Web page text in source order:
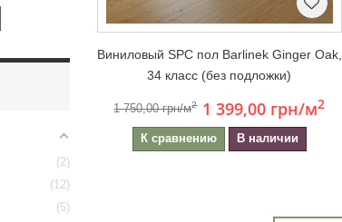
2
12
5
Виниловый SPC пол Barlinek Ginger Oak,
34 класс (без подложки)
1 750,00 грн/м2 1 399,00 грн/м2
К сравнению В наличии